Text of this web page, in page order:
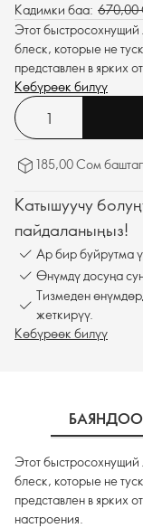
Кадимки баа: 670,00
Этот быстросохнущий
блеск, которые не
представлен в ярких
настроения.
Будь яркой до кончиков
Көбүрөөк билүү
185,00 Сом
Катышуучу
пайдаланыңыз!
Ар бир буйрутма
Өнүмдү досуңа
Тизмеден
жеткирүү.
Көбүрөөк билүү
БАЯНДОО
Этот быстросохнущий
блеск, которые не
представлен в ярких
настроения.